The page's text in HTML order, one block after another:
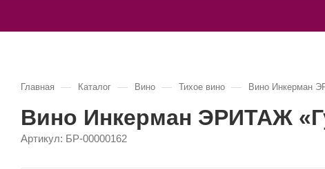
Главная — Каталог — Вино — Тихое вино — Вино Инкерман
Вино Инкерман ЭРИТАЖ
Артикул: БР-00000162